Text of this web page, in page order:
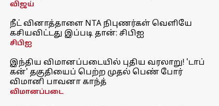
விஜய்
நீட் வினாத்தாளை NTA நிபுணர்கள் வெளியே
கசியவிட்டது இப்படி தான்: சிபிஐ
சிபிஐ
இந்திய விமானப்படையில் புதிய வரலாறு! 'டாப்
கன்' தகுதியைப் பெற்ற முதல் பெண் போர்
விமானி பாவனா காந்த்
விமானப்படை